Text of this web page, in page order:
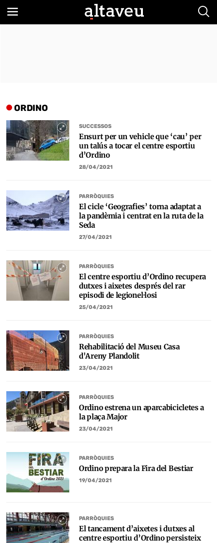
ORDINO
SUCCESSOS
Ensurt per un vehicle que ‘cau’ per
un talús a tocar el centre esportiu
d’Ordino
28/04/2021
PARRÒQUIES
El cicle ‘Geografies’ torna adaptat a
la pandèmia i centrat en la ruta de la
Seda
27/04/2021
PARRÒQUIES
El centre esportiu d’Ordino recupera
dutxes i aixetes després del rar
episodi de legionel·losi
25/04/2021
PARRÒQUIES
Rehabilitació del Museu Casa
d'Areny Plandolit
23/04/2021
PARRÒQUIES
Ordino estrena un aparcabicicletes a
la plaça Major
23/04/2021
PARRÒQUIES
Ordino prepara la Fira del Bestiar
19/04/2021
PARRÒQUIES
El tancament d’aixetes i dutxes al
centre esportiu d’Ordino persisteix